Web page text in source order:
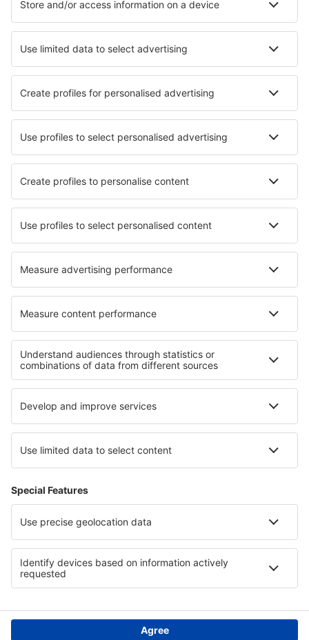
Hoteles
Traslados
Atracciones
Eventos deportivos
Aprende más
Mejor Precio Garantizado
Aplicación móvil
Aerolíneas
Ryanair
Vueling
Iberia
Air Europa
Wizz Air
Sobre eSky
Términos y condiciones
Mis reservas
Política de privacidad
Asistencia y contacto
Países
Páginas web internacionales
eSky.eu eSky.com eDestinos.com